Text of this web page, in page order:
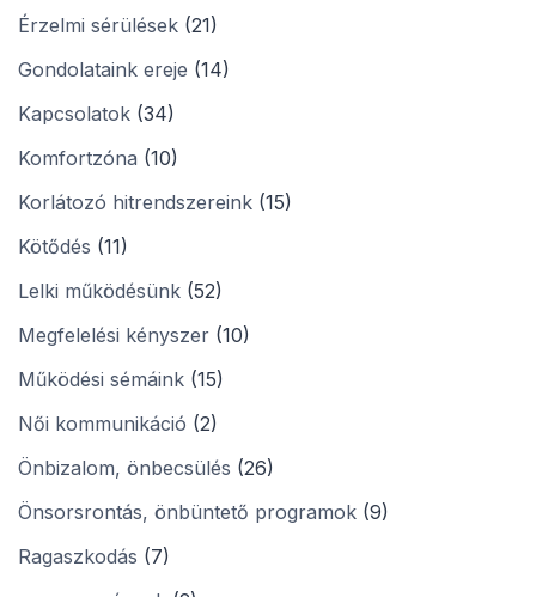
Érzelmi sérülések (21)
Gondolataink ereje (14)
Kapcsolatok (34)
Komfortzóna (10)
Korlátozó hitrendszereink (15)
Kötődés (11)
Lelki működésünk (52)
Megfelelési kényszer (10)
Működési sémáink (15)
Női kommunikáció (2)
Önbizalom, önbecsülés (26)
Önsorsrontás, önbüntető programok (9)
Ragaszkodás (7)